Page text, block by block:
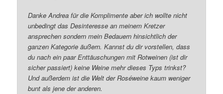
Danke Andrea für die Komplimente aber ich wollte nicht
unbedingt das Desinteresse an meinem Kretzer
ansprechen sondern mein Bedauern hinsichtlich der
ganzen Kategorie äußern. Kannst du dir vorstellen, dass
du nach ein paar Enttäuschungen mit Rotweinen (ist dir
sicher passiert) keine Weine mehr dieses Typs trinkst?
Und außerdem ist die Welt der Roséweine kaum weniger
bunt als jene der anderen.